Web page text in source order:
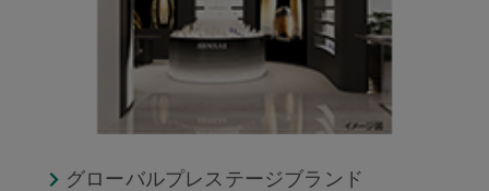
グローバルプレステージブランド